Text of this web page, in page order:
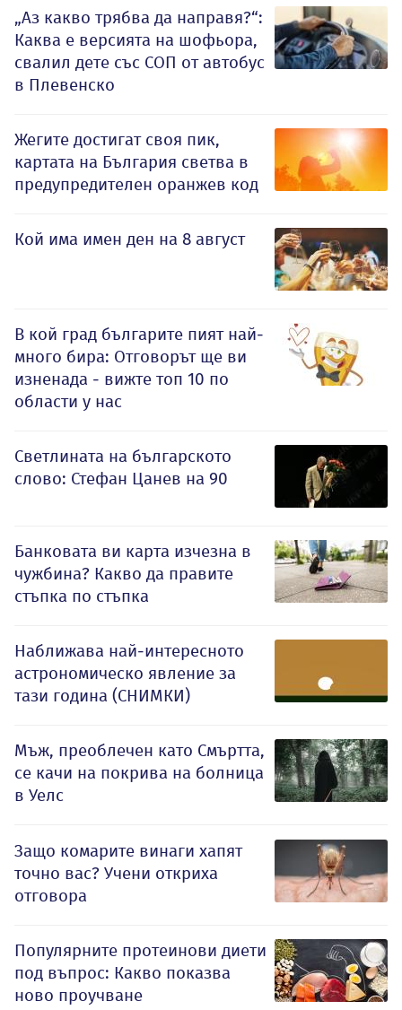
„Аз какво трябва да направя?“:
Каква е версията на шофьора,
свалил дете със СОП от автобус
в Плевенско
Жегите достигат своя пик,
картата на България светва в
предупредителен оранжев код
Кой има имен ден на 8 август
В кой град българите пият най-
много бира: Отговорът ще ви
изненада - вижте топ 10 по
области у нас
Светлината на българското
слово: Стефан Цанев на 90
Банковата ви карта изчезна в
чужбина? Какво да правите
стъпка по стъпка
Наближава най-интересното
астрономическо явление за
тази година (СНИМКИ)
Мъж, преоблечен като Смъртта,
се качи на покрива на болница
в Уелс
Защо комарите винаги хапят
точно вас? Учени откриха
отговора
Популярните протеинови диети
под въпрос: Какво показва
ново проучване